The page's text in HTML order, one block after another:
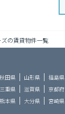
の賃貸物件一覧
秋田県 山形県 福島県
三重県 滋賀県 京都府
熊本県 大分県 宮崎県